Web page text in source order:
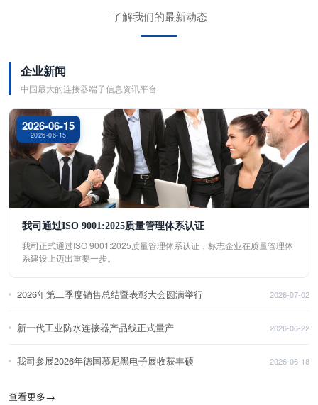
了解我们的最新动态
企业新闻
中国最大的连接器端子信息资讯平台
2026-06-15
2026-06-15
我司通过ISO 9001:2025质量管理体系认证
我司正式通过ISO 9001:2025质量管理体系认证，标志企业在质量管理体
系建设上迈出重要一步。
2026年第二季度销售总结暨表彰大会圆满举行 2026-07-02
新一代工业防水连接器产品线正式量产 2026-06-22
我司参展2026年德国慕尼黑电子展收获丰硕 2026-06-18
查看更多→